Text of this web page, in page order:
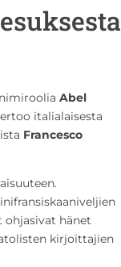
Abel
italialaisesta
Francesco
ohjasivat hänet
kirjoittajien